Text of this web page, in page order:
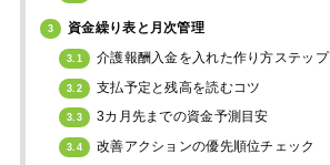
3 資金繰り表と月次管理
3.1 介護報酬入金を入れた作り方ステップ
3.2 支払予定と残高を読むコツ
3.3 3カ月先までの資金予測目安
3.4 改善アクションの優先順位チェック